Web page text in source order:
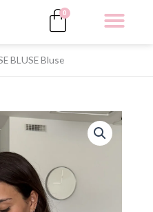
0
Kurv
BLUSE Bluse